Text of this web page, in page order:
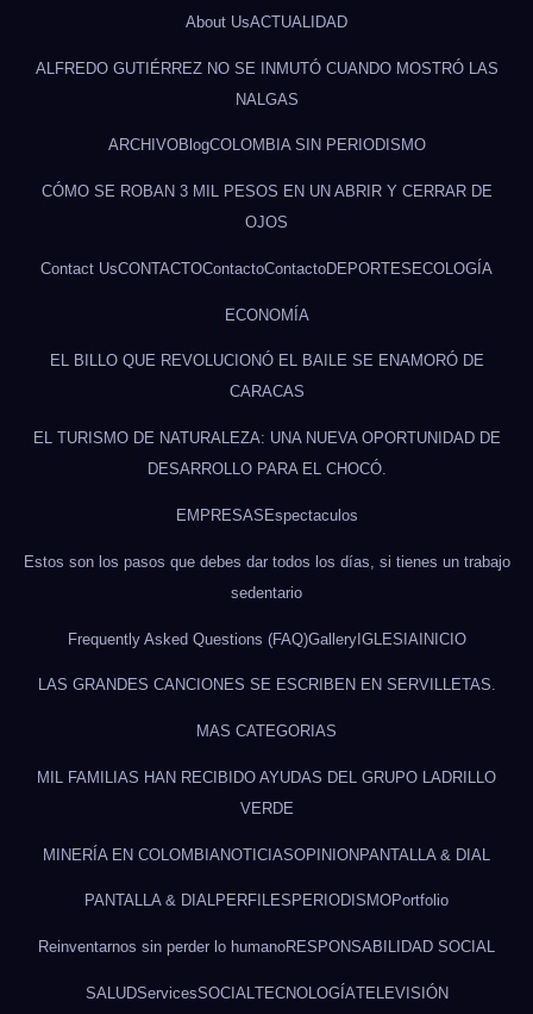
About UsACTUALIDAD
ALFREDO GUTIÉRREZ NO SE INMUTÓ CUANDO MOSTRÓ LAS
NALGAS
ARCHIVOBlogCOLOMBIA SIN PERIODISMO
CÓMO SE ROBAN 3 MIL PESOS EN UN ABRIR Y CERRAR DE
OJOS
Contact UsCONTACTOContactoContactoDEPORTES ECOLOGÍA
ECONOMÍA
EL BILLO QUE REVOLUCIONÓ EL BAILE SE ENAMORÓ DE
CARACAS
EL TURISMO DE NATURALEZA: UNA NUEVA OPORTUNIDAD DE
DESARROLLO PARA EL CHOCÓ.
EMPRESAS Espectaculos
Estos son los pasos que debes dar todos los días, si tienes un trabajo
sedentario
Frequently Asked Questions (FAQ)GalleryIGLESIAINICIO
LAS GRANDES CANCIONES SE ESCRIBEN EN SERVILLETAS.
MAS CATEGORIAS
MIL FAMILIAS HAN RECIBIDO AYUDAS DEL GRUPO LADRILLO
VERDE
MINERÍA EN COLOMBIANOTICIASOPINIONPANTALLA & DIAL
PANTALLA & DIALPERFILES PERIODISMOPortfolio
Reinventarnos sin perder lo humanoRESPONSABILIDAD SOCIAL
SALUDServicesSOCIALTECNOLOGÍATELEVISIÓN